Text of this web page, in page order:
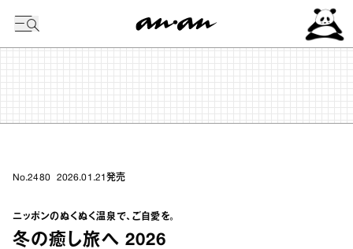
No.2480 2026.01.21発売
ニッポンのぬくぬく温泉で、ご自愛を。
冬の癒し旅へ 2026